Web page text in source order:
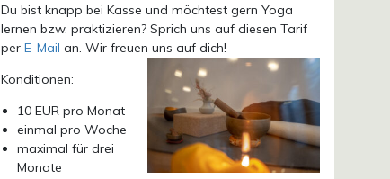
Du bist knapp bei Kasse und möchtest gern Yoga
lernen bzw. praktizieren? Sprich uns auf diesen Tarif
perE-Mail an. Wir freuen uns auf dich!
Konditionen:
10 EUR pro Monat
einmal pro Woche
maximal für drei
Monate